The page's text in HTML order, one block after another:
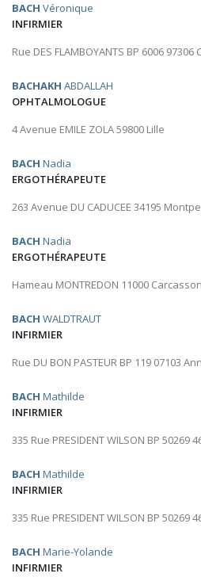
BACH Véronique
INFIRMIER
Rue DES FLAMBOYANTS BP 6006 97306
BACHAKH ABDALLAH
OPHTALMOLOGUE
4 Avenue EMILE ZOLA 59800 Lille
BACH Nadia
ERGOTHÉRAPEUTE
263 Avenue DU CADUCEE 34195
BACH Nadia
ERGOTHÉRAPEUTE
Hameau MONTREDON 11000
BACH WALDTRAUT
INFIRMIER
Rue DU BON PASTEUR BP 119 07103
BACH Mathilde
INFIRMIER
335 Rue PRESIDENT WILSON BP 50269
BACH Mathilde
INFIRMIER
335 Rue PRESIDENT WILSON BP 50269
BACH Marie-Yolande
INFIRMIER